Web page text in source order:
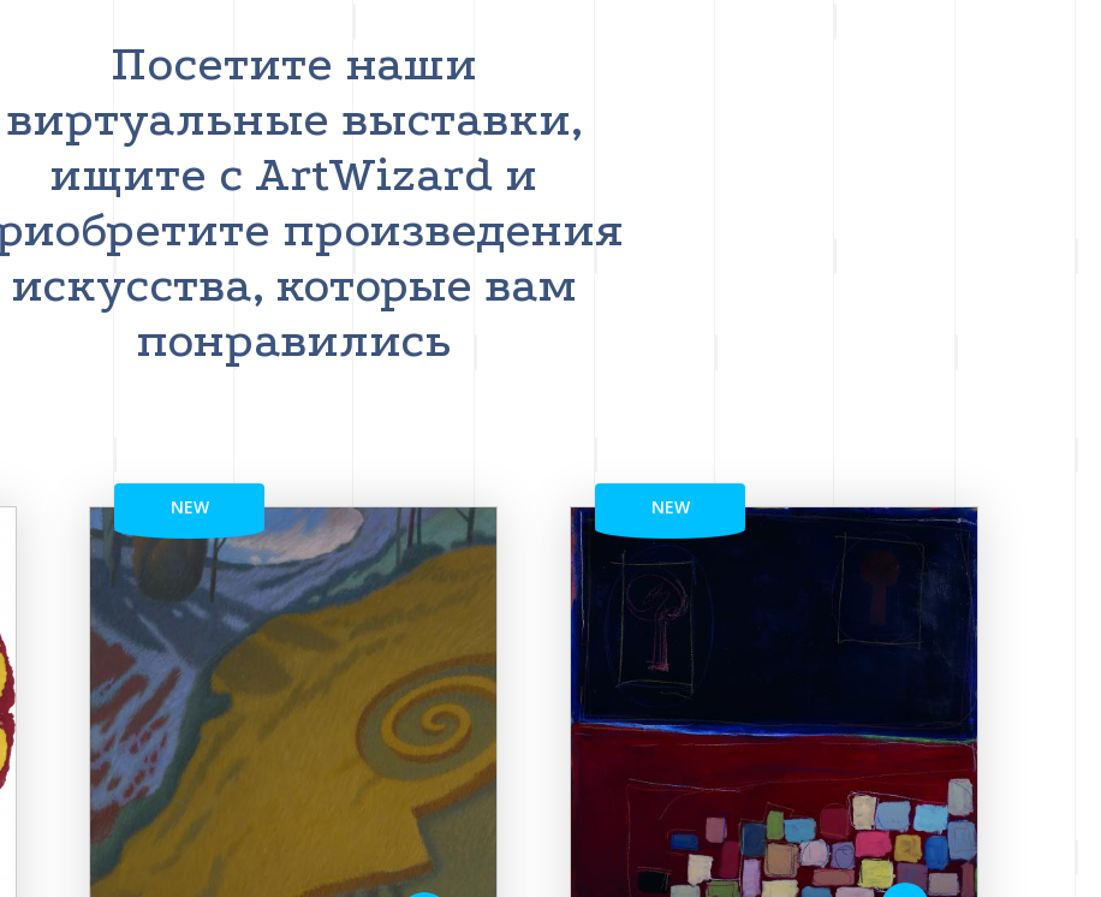
Посетите наши
виртуальные выставки,
ищите с ArtWizard и
произведения
искусства, которые вам
понравились
NEW NEW